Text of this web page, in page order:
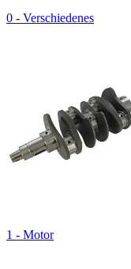
0 - Verschiedenes
1 - Motor